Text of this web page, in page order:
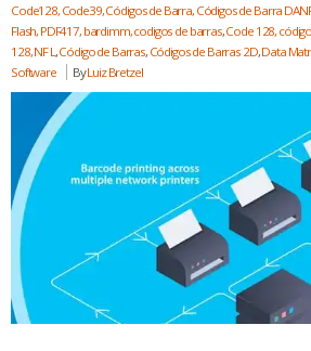
Code128, Code39, Códigos de Barra, Códigos de Barra
Flash, PDF417, bardimm, codigos de barras,Code 128,
128, NF L,Código de Barras, Códigos de Barras 2D,Data
Software
ByLuiz Bretzel